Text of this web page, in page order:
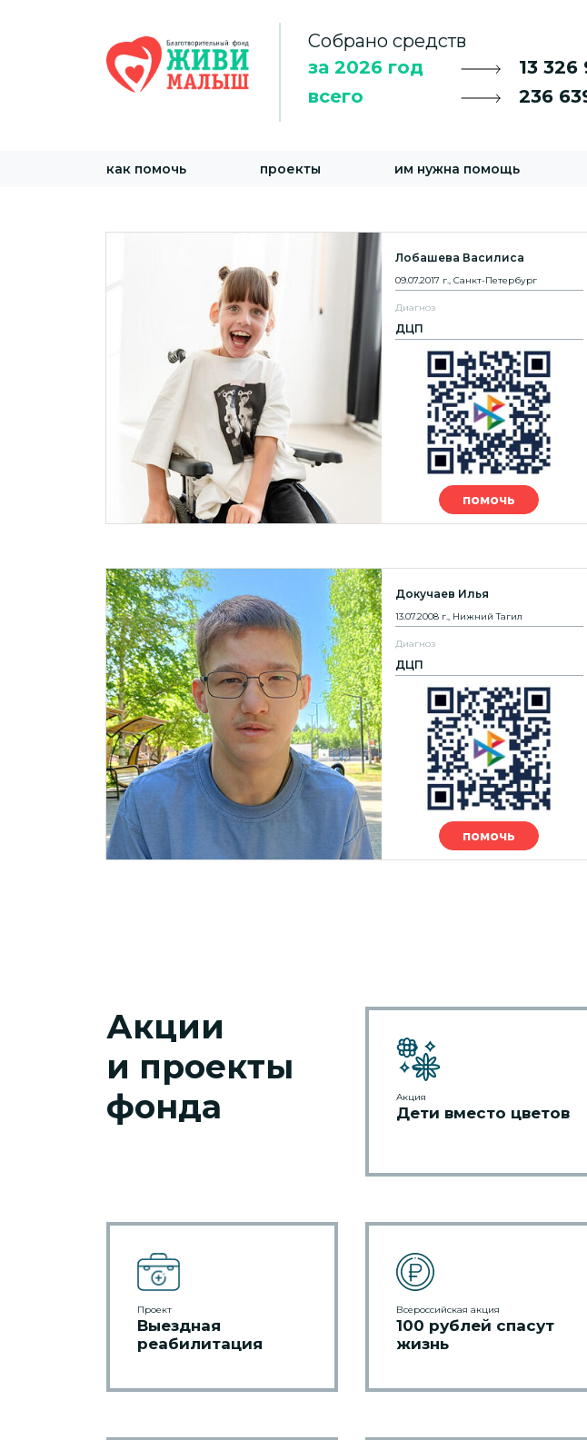
Собрано средств
за 2026 год
13 326
всего
236
как помочь проекты им нужна помощь
Лобашева Василиса
09.07.2017 г., Санкт-Петербург
Диагноз
ДЦП
помочь
Докучаев Илья
13.07.2008 г., Нижний Тагил
Диагноз
ДЦП
помочь
Акции
и проекты
фонда
Акция
Дети вместо цветов
Проект
Выездная
реабилитация
Всероссийская акция
100 рублей спасут
жизнь